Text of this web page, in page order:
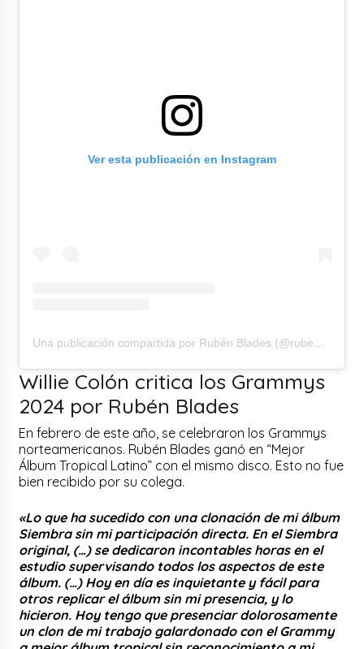
Ver esta publicación en Instagram
Willie Colón critica los Grammys
2024 por Rubén Blades
En febrero de este año, se celebraron los Grammys
norteamericanos. Rubén Blades ganó en “Mejor
Álbum Tropical Latino” con el mismo disco. Esto no fue
bien recibido por su colega.
«Lo que ha sucedido con una clonación de mi álbum
Siembra sin mi participación directa. En el Siembra
original, (…) se dedicaron incontables horas en el
estudio supervisando todos los aspectos de este
álbum. (…) Hoy en día es inquietante y fácil para
otros replicar el álbum sin mi presencia, y lo
hicieron. Hoy tengo que presenciar dolorosamente
un clon de mi trabajo galardonado con el Grammy